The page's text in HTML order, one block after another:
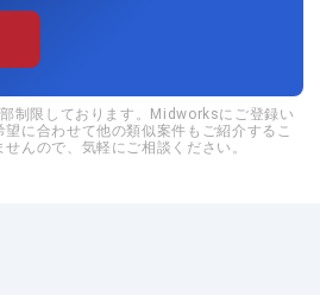
制限しております。Midworksにご登録い
に合わせて他の類似案件もご紹介するこ
んので、気軽にご相談ください。